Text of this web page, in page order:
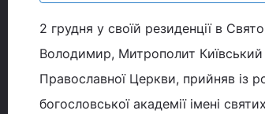
2 грудня у своїй резиденції в
Володимир, Митрополит Київський
Православної Церкви, прийняв із
богословської академії імені